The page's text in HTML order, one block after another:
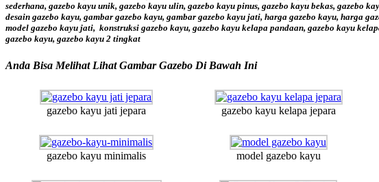
sederhana, gazebo kayu unik, gazebo kayu ulin, gazebo kayu pinus, gazebo kayu bekas, gazebo
desain gazebo kayu, gambar gazebo kayu, gambar gazebo kayu jati, harga gazebo kayu, harga
model gazebo kayu jati, konstruksi gazebo kayu, gazebo kayu kelapa pandaan, gazebo kayu
gazebo kayu, gazebo kayu 2 tingkat
Anda Bisa Melihat Lihat Gambar Gazebo Di Bawah Ini
gazebo kayu jati jepara gazebo kayu kelapa jepara
gazebo kayu minimalis model gazebo kayu